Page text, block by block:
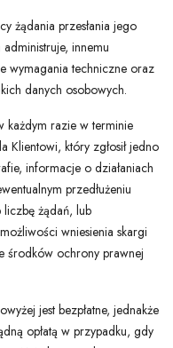
żądania przesłania jego
innemu
wymagania techniczne oraz
danych osobowych.
każdym razie w terminie
Klientowi, który zgłosił jedno
informacje o działaniach
przedłużeniu
żądań, lub
wniesienia skargi
środków ochrony prawnej
jest bezpłatne, jednakże
opłatą w przypadku, gdy